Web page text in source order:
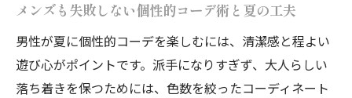
メンズも失敗しない個性的コーデ術と夏の工夫
男性が夏に個性的コーデを楽しむには、清潔感と程よい
遊び心がポイントです。派手になりすぎず、大人らしい
落ち着きを保つためには、色数を絞ったコーディネート